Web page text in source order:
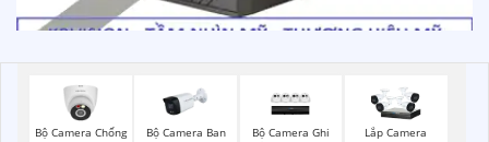
Bộ Camera Chống
Bộ Camera Ban
Bộ Camera Ghi
Lắp Camera